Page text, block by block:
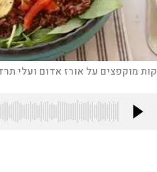
מוקפצים על אורז אדום ועלי